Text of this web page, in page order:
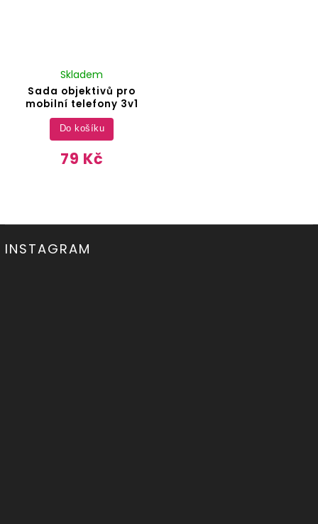
Sada objektivů pro
mobilní telefony 3v1
Skladem
79 Kč
Do košíku
INSTAGRAM